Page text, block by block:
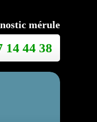
mérule
14 44 38